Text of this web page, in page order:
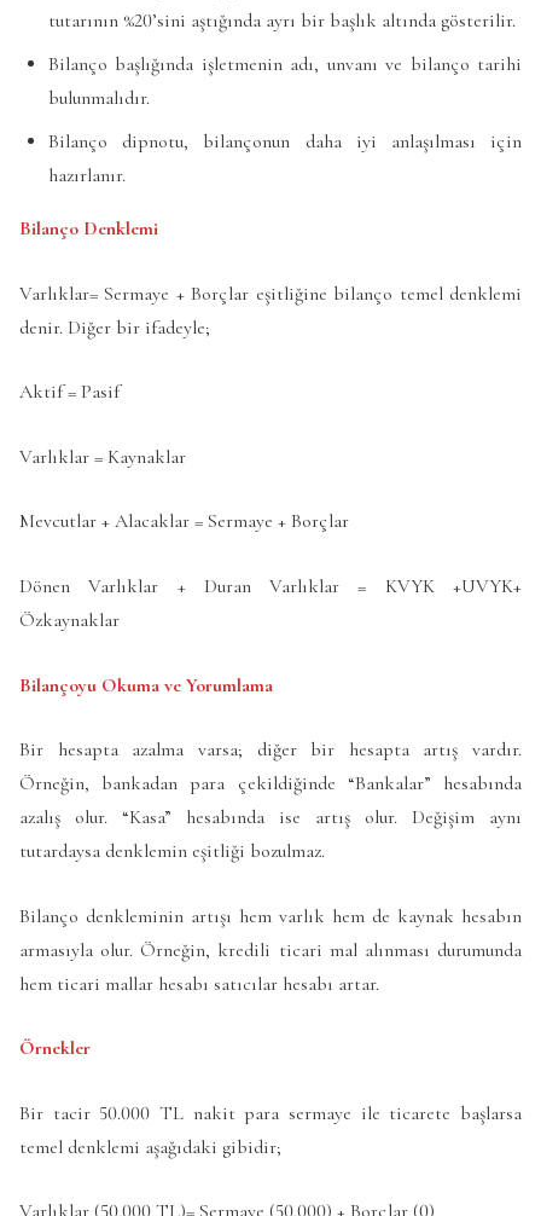
tutarının %20’sini aştığında ayrı bir başlık altında gösterilir.
Bilanço başlığında işletmenin adı, unvanı ve bilanço tarihi
bulunmalıdır.
Bilanço dipnotu, bilançonun daha iyi anlaşılması için
hazırlanır.
Bilanço Denklemi
Varlıklar= Sermaye + Borçlar eşitliğine bilanço temel denklemi
denir. Diğer bir ifadeyle;
Aktif = Pasif
Varlıklar = Kaynaklar
Mevcutlar + Alacaklar = Sermaye + Borçlar
Dönen Varlıklar + Duran Varlıklar = KVYK +UVYK+
Özkaynaklar
Bilançoyu Okuma ve Yorumlama
Bir hesapta azalma varsa; diğer bir hesapta artış vardır.
Örneğin, bankadan para çekildiğinde “Bankalar” hesabında
azalış olur. “Kasa” hesabında ise artış olur. Değişim aynı
tutardaysa denklemin eşitliği bozulmaz.
Bilanço denkleminin artışı hem varlık hem de kaynak hesabın
armasıyla olur. Örneğin, kredili ticari mal alınması durumunda
hem ticari mallar hesabı satıcılar hesabı artar.
Örnekler
Bir tacir 50.000 TL nakit para sermaye ile ticarete başlarsa
temel denklemi aşağıdaki gibidir;